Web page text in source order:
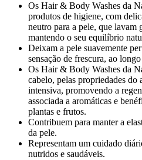
Os Hair & Body Washes da
produtos de higiene, com
neutro para a pele, que lavam
mantendo o seu equilíbrio
Deixam a pele suavemente
sensação de frescura, ao
Os Hair & Body Washes da
cabelo, pelas propriedades do
intensiva, promovendo a
associada a aromáticas e
plantas e frutos.
Contribuem para manter a
da pele.
Representam um cuidado
nutridos e saudáveis.